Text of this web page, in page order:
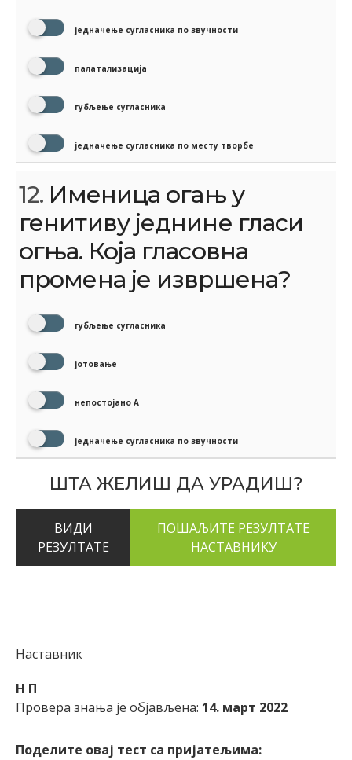
једначење сугласника по звучности
палатализација
губљење сугласника
једначење сугласника по месту творбе
12. Именица огањ у
генитиву једнине гласи
огња. Која гласовна
промена је извршена?
губљење сугласника
јотовање
непостојано А
једначење сугласника по звучности
ШТА ЖЕЛИШ ДА УРАДИШ?
ВИДИ
РЕЗУЛТАТЕ
Наставник
Н П
Провера знања је објављена: 14. март 2022
Поделите овај тест са пријатељима: